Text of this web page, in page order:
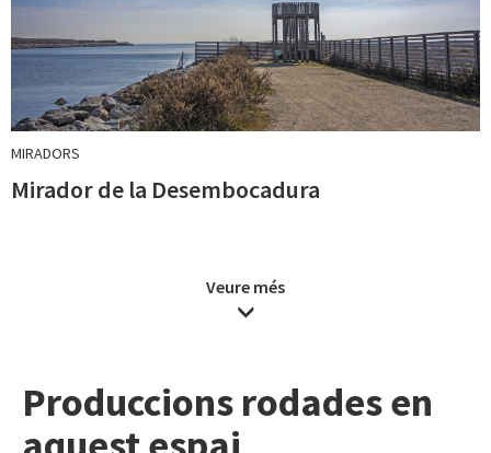
MIRADORS
Mirador de la Desembocadura
Veure més
Produccions rodades en